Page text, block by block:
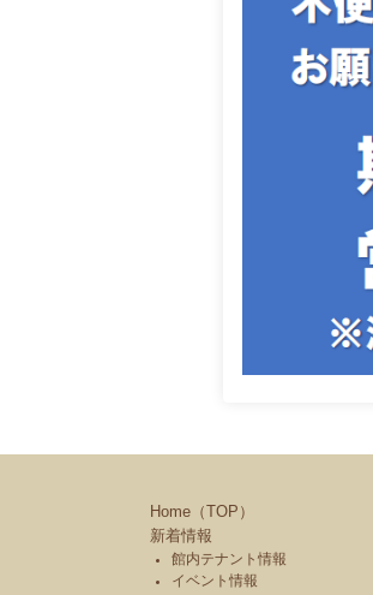
Home（TOP）
新着情報
館内テナント情報
イベント情報